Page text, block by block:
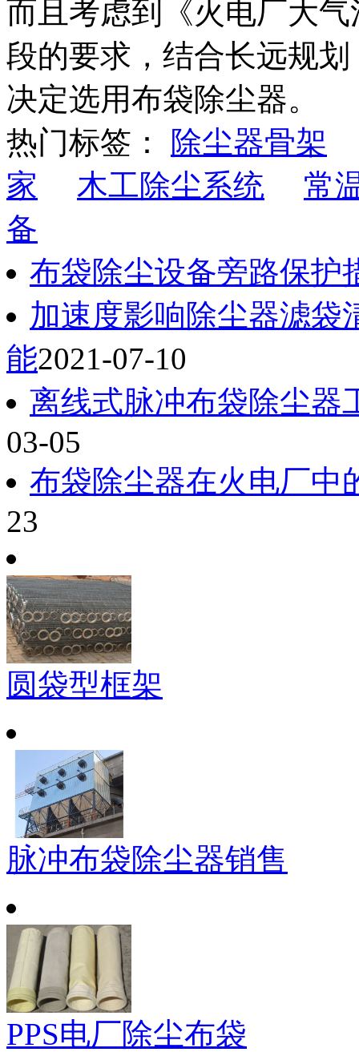
而且考虑到《火电厂大
段的要求，结合长远规
决定选用布袋除尘器。
热门标签： 除尘器骨架
家
木工除尘系统
常
备
布袋除尘设备旁路保护
加速度影响除尘器滤袋
能2021-07-10
离线式脉冲布袋除尘器
03-05
布袋除尘器在火电厂中
23
圆袋型框架
脉冲布袋除尘器销售
PPS电厂除尘布袋